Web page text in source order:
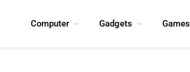
Computer Gadgets Games